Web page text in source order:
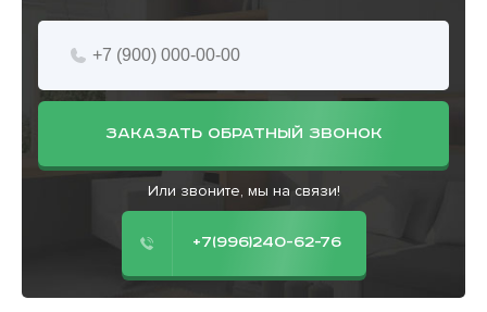
ЗАКАЗАТЬ ОБРАТНЫЙ ЗВОНОК
Или звоните, мы на связи!
+7(996)240-62-76